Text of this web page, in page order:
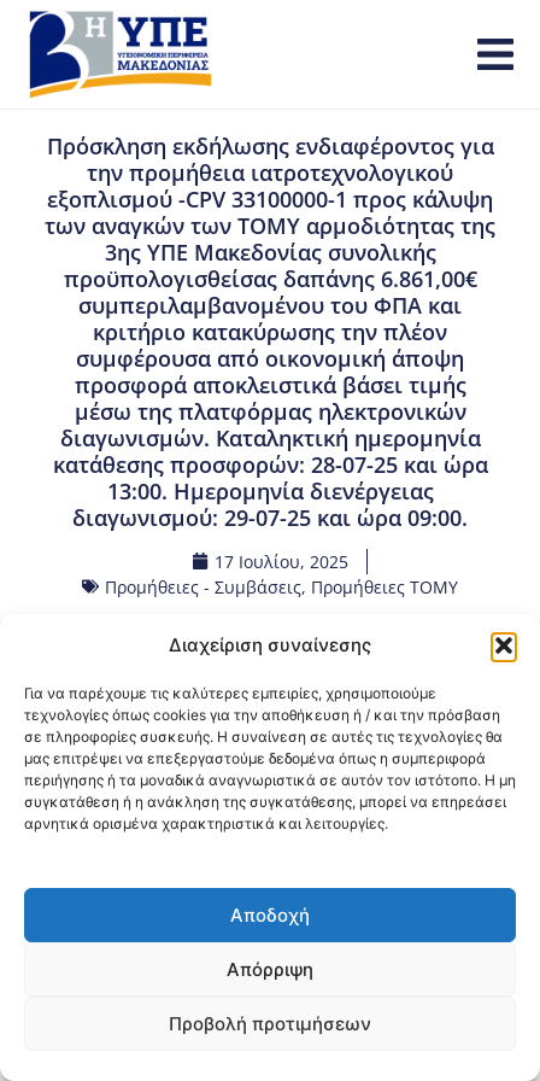
Διαχείριση συναίνεσης
Για να παρέχουμε τις καλύτερες εμπειρίες, χρησιμοποιούμε
τεχνολογίες όπως cookies για την αποθήκευση ή / και την πρόσβαση
σε πληροφορίες συσκευής. Η συναίνεση σε αυτές τις τεχνολογίες θα
μας επιτρέψει να επεξεργαστούμε δεδομένα όπως η συμπεριφορά
περιήγησης ή τα μοναδικά αναγνωριστικά σε αυτόν τον ιστότοπο. Η μη
συγκατάθεση ή η ανάκληση της συγκατάθεσης, μπορεί να επηρεάσει
αρνητικά ορισμένα χαρακτηριστικά και λειτουργίες.
Αποδοχή
Απόρριψη
Προβολή προτιμήσεων
Πρόσκληση εκδήλωσης ενδιαφέροντος για
την προμήθεια ιατροτεχνολογικού
εξοπλισμού -CPV 33100000-1 προς κάλυψη
των αναγκών των ΤΟΜΥ αρμοδιότητας της
3ης ΥΠΕ Μακεδονίας συνολικής
προϋπολογισθείσας δαπάνης 6.861,00€
συμπεριλαμβανομένου του ΦΠΑ και
κριτήριο κατακύρωσης την πλέον
συμφέρουσα από οικονομική άποψη
προσφορά αποκλειστικά βάσει τιμής
μέσω της πλατφόρμας ηλεκτρονικών
διαγωνισμών. Καταληκτική ημερομηνία
κατάθεσης προσφορών: 28-07-25 και ώρα
13:00. Ημερομηνία διενέργειας
διαγωνισμού: 29-07-25 και ώρα 09:00.
17 Ιουλίου, 2025
Προμήθειες - Συμβάσεις, Προμήθειες ΤΟΜΥ
@2026 3ype.gr All rights reserved
Πολιτική Προστασίας Δεδομένων
Θεσσαλονίκη, Ελλάδα Τηλ: +30 2311 226 200
email: 3ype@3ype.gr
Page Visits: 00019 Website Visits: 1595097